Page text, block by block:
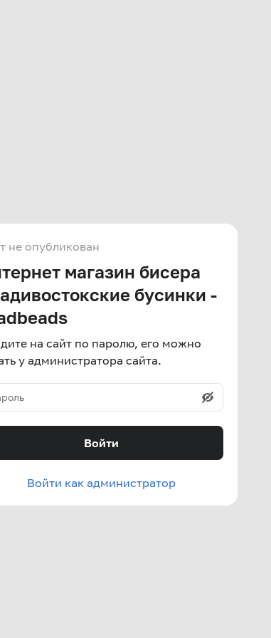
не опубликован
магазин бисера
бусинки -
на сайт по паролю, его можно
у администратора сайта.
Войти
Войти как администратор